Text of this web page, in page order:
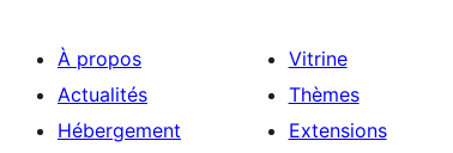
À propos
Actualités
Hébergement
Vitrine
Thèmes
Extensions